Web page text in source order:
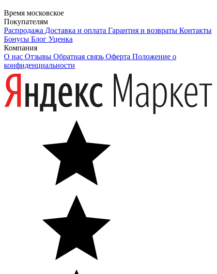
Время московское
Покупателям
Распродажа Доставка и оплата Гарантия и возвраты Контакты
Бонусы Блог Уценка
Компания
О нас Отзывы Обратная связь Оферта Положение о
конфиденциальности